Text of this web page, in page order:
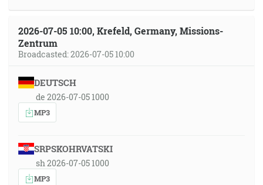
2026-07-05 10:00, Krefeld, Germany, Missions-
Zentrum
Broadcasted: 2026-07-05 10:00
DEUTSCH
de 2026-07-05 1000
MP3
SRPSKOHRVATSKI
sh 2026-07-05 1000
MP3